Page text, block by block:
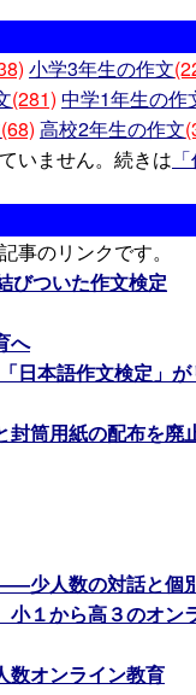
小学3年生の作文
(281) 中学1年生の作
(68) 高校2年生の作文
いません。続きは
のリンクです。
びついた作文検定
へ
日本語作文検定」
封筒用紙の配布を
少人数の対話と個
１から高３のオ
数オンライン教育